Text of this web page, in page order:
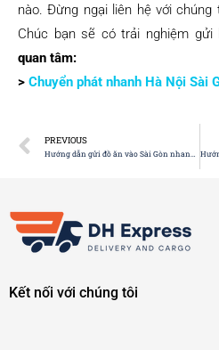
nào. Đừng ngại liên hệ với
Chúc bạn sẽ có trải nghiệm gửi
quan tâm:
> Chuyển phát nhanh Hà Nội Sài
PREVIOUS
Kết nối với chúng tôi